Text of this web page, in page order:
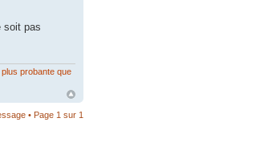
soit pas
probante que
• Page 1 sur 1